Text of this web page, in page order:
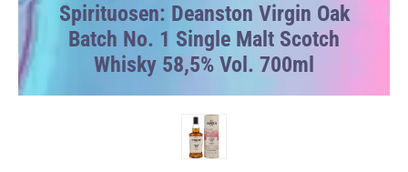
Spirituosen: Deanston Virgin Oak
Batch No. 1 Single Malt Scotch
Whisky 58,5% Vol. 700ml